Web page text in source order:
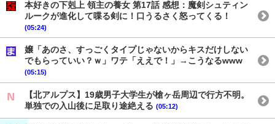
本好きの下剋上 領主の養女 第17話 感想：魔剣シュティン
ルークが進化して喋る剣に！口うるさく怒ってくる！
(05:24)
嬢「あのさ、すっごくタイプじゃないからキスだけしない
でもらっていい？ｗ」ワテ「ええで！」→こうなるwww
(05:15)
【北アルプス】19歳男子大学生が槍ヶ岳周辺で行方不明。
単独での入山後に足取り途絶える (05:12)